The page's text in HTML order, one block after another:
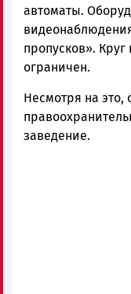
автоматы.
пропусков».
ограничен.
Несмотря на это,
заведение.